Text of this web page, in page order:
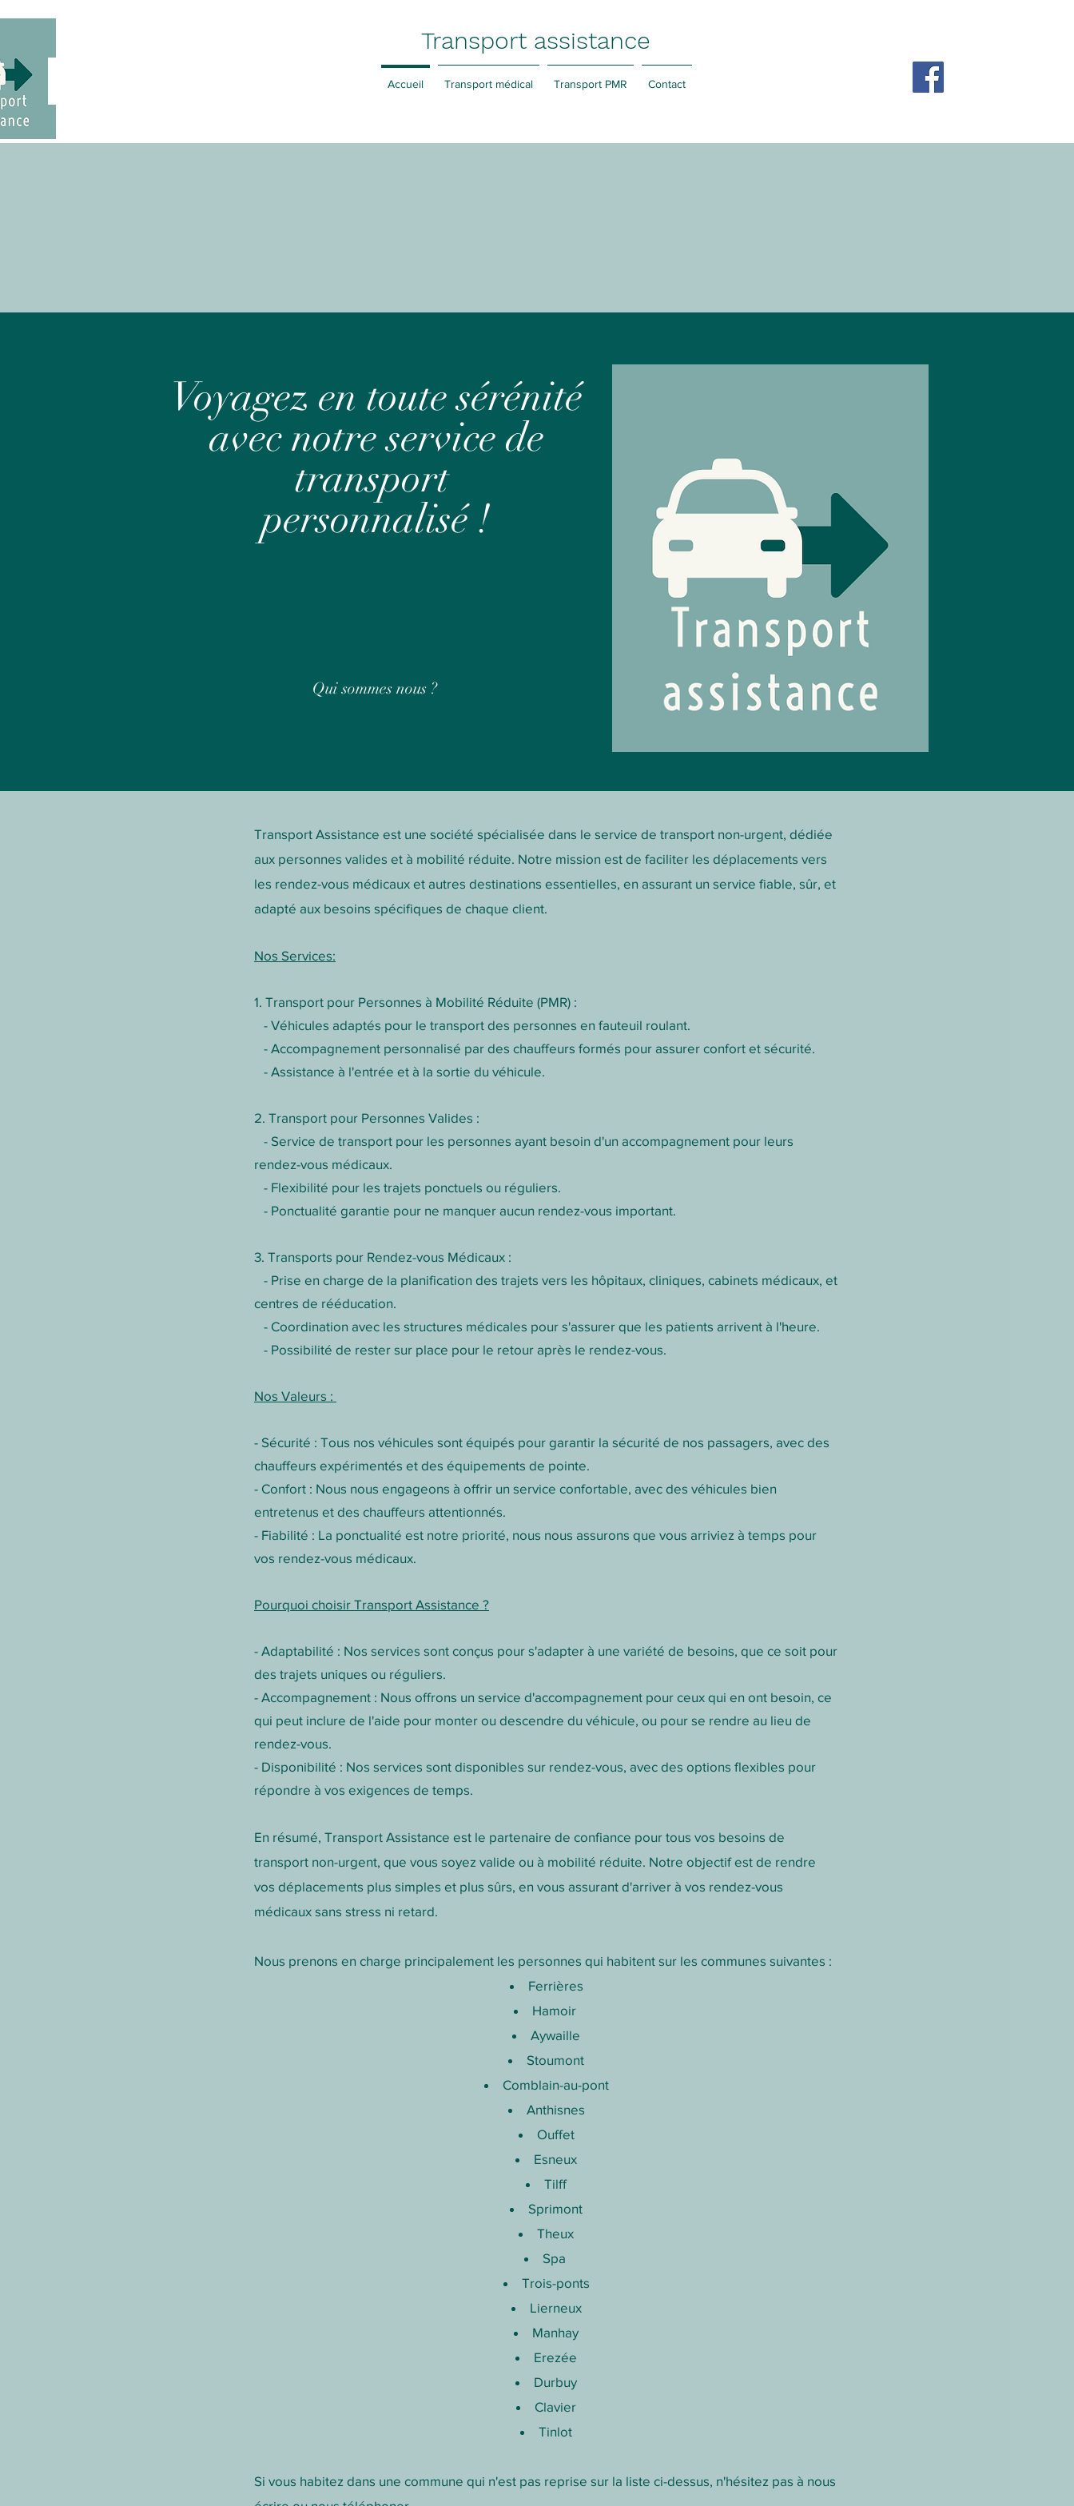
Transport assistance
Accueil Transport médical Transport PMR Contact
Voyagez en toutesérénité
avec notre service de
transport
personnalisé !
Qui sommes nous ?
Transport Assistance est une société spécialisée dans le service de transport non-urgent, dédiée
aux personnes valides et à mobilité réduite. Notre mission est de faciliter les déplacements vers
les rendez-vous médicaux et autres destinations essentielles, en assurant un service fiable, sûr, et
adapté aux besoins spécifiques de chaque client.
Nos Services:
1. Transport pour Personnes à Mobilité Réduite (PMR) :
- Véhicules adaptés pour le transport des personnes en fauteuil roulant.
- Accompagnement personnalisé par des chauffeurs formés pour assurer confort et sécurité.
- Assistance à l'entrée et à la sortie du véhicule.
2. Transport pour Personnes Valides :
- Service de transport pour les personnes ayant besoin d'un accompagnement pour leurs
rendez-vous médicaux.
- Flexibilité pour les trajets ponctuels ou réguliers.
- Ponctualité garantie pour ne manquer aucun rendez-vous important.
3. Transports pour Rendez-vous Médicaux :
- Prise en charge de la planification des trajets vers les hôpitaux, cliniques, cabinets médicaux, et
centres de rééducation.
- Coordination avec les structures médicales pour s'assurer que les patients arrivent à l'heure.
- Possibilité de rester sur place pour le retour après le rendez-vous.
Nos Valeurs :
- Sécurité : Tous nos véhicules sont équipés pour garantir la sécurité de nos passagers, avec des
chauffeurs expérimentés et des équipements de pointe.
- Confort : Nous nous engageons à offrir un service confortable, avec des véhicules bien
entretenus et des chauffeurs attentionnés.
- Fiabilité : La ponctualité est notre priorité, nous nous assurons que vous arriviez à temps pour
vos rendez-vous médicaux.
Pourquoi choisir Transport Assistance ?
- Adaptabilité : Nos services sont conçus pour s'adapter à une variété de besoins, que ce soit pour
des trajets uniques ou réguliers.
- Accompagnement : Nous offrons un service d'accompagnement pour ceux qui en ont besoin, ce
qui peut inclure de l'aide pour monter ou descendre du véhicule, ou pour se rendre au lieu de
rendez-vous.
- Disponibilité : Nos services sont disponibles sur rendez-vous, avec des options flexibles pour
répondre à vos exigences de temps.
En résumé, Transport Assistance est le partenaire de confiance pour tous vos besoins de
transport non-urgent, que vous soyez valide ou à mobilité réduite. Notre objectif est de rendre
vos déplacements plus simples et plus sûrs, en vous assurant d'arriver à vos rendez-vous
médicaux sans stress ni retard.
Nous prenons en charge principalement les personnes qui habitent sur les communes suivantes :
Ferrières
Hamoir
Aywaille
Stoumont
Comblain-au-pont
Anthisnes
Ouffet
Esneux
Tilff
Sprimont
Theux
Spa
Trois-ponts
Lierneux
Manhay
Erezée
Durbuy
Clavier
Tinlot
Si vous habitez dans une commune qui n'est pas reprise sur la liste ci-dessus, n'hésitez pas à nous